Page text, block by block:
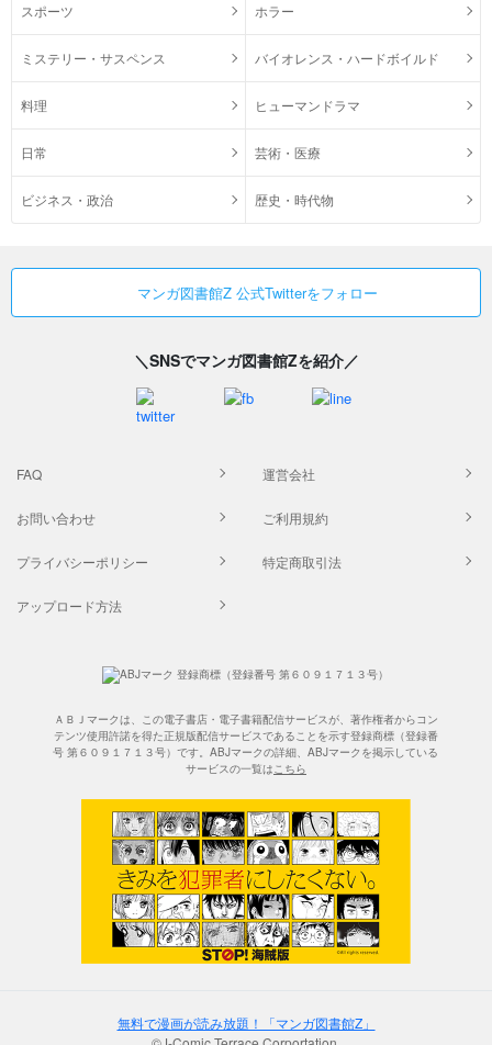
スポーツ ホラー
ミステリー・サスペンス バイオレンス・ハードボイルド
料理 ヒューマンドラマ
日常 芸術・医療
ビジネス・政治 歴史・時代物
マンガ図書館Z 公式Twitterをフォロー
＼SNSでマンガ図書館Zを紹介／
FAQ 運営会社
お問い合わせ ご利用規約
プライバシーポリシー 特定商取引法
アップロード方法
ＡＢＪマークは、この電子書店・電子書籍配信サービスが、著作権者からコン
テンツ使用許諾を得た正規版配信サービスであることを示す登録商標（登録番
号 第６０９１７１３号）です。ABJマークの詳細、ABJマークを掲示している
サービスの一覧はこちら
無料で漫画が読み放題！「マンガ図書館Z」